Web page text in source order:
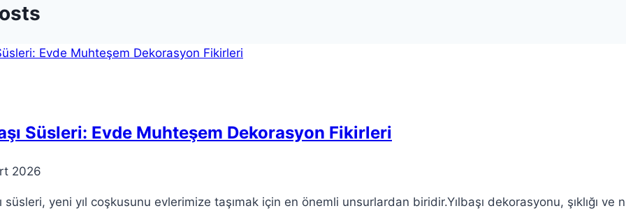
Süsleri: Evde Muhteşem Dekorasyon Fikirleri
2026
süsleri, yeni yıl coşkusunu evlerimize taşımak için en önemli unsurlardan biridir.Yılbaşı dekorasyonu, şıklığı ve